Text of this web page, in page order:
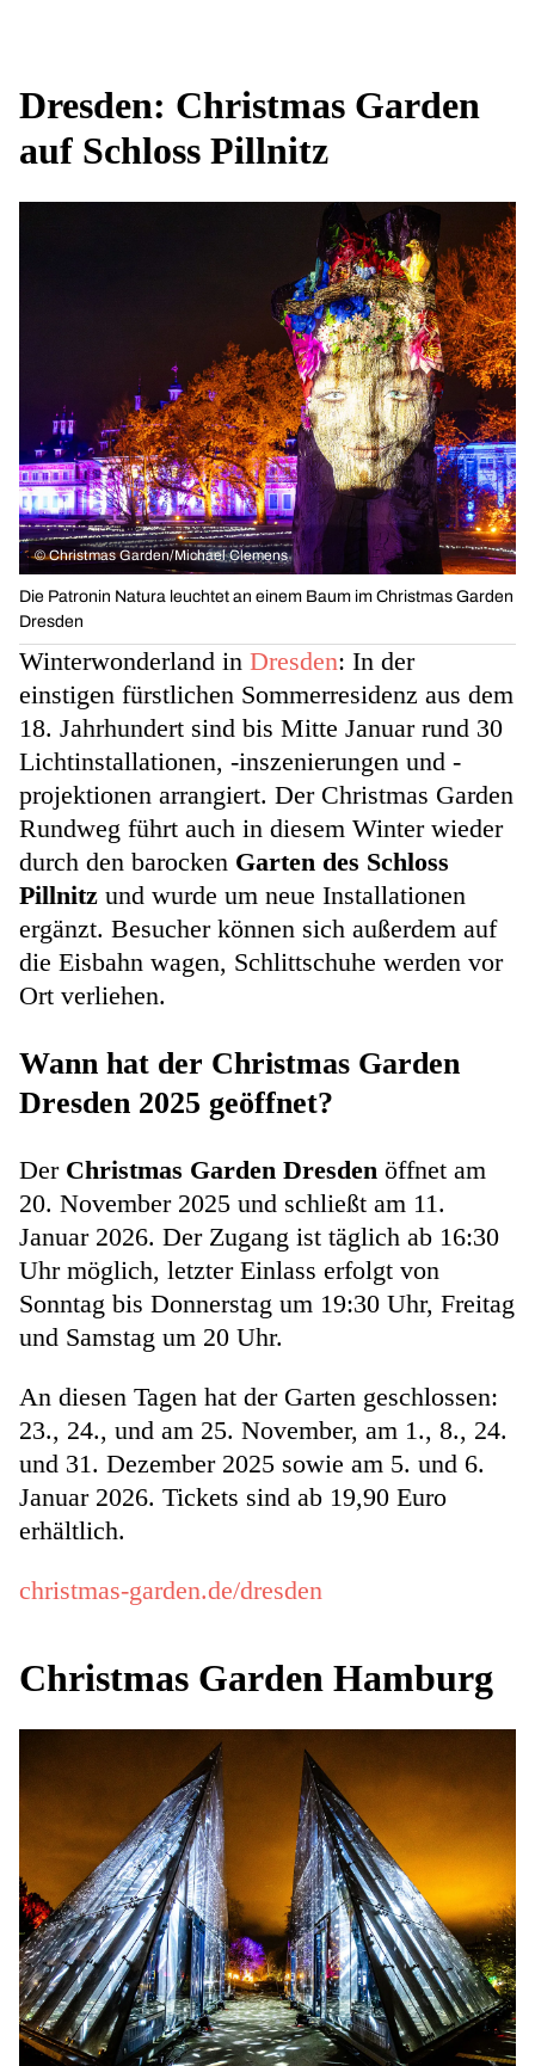
Dresden: Christmas Garden
auf Schloss Pillnitz
© Christmas Garden/Michael Clemens
Die Patronin Natura leuchtet an einem Baum im Christmas Garden
Dresden
Winterwonderland in Dresden: In der
einstigen fürstlichen Sommerresidenz aus dem
18. Jahrhundert sind bis Mitte Januar rund 30
Lichtinstallationen, -inszenierungen und -
projektionen arrangiert. Der Christmas Garden
Rundweg führt auch in diesem Winter wieder
durch den barocken Garten des Schloss
Pillnitz und wurde um neue Installationen
ergänzt. Besucher können sich außerdem auf
die Eisbahn wagen, Schlittschuhe werden vor
Ort verliehen.
Wann hat der Christmas Garden
Dresden 2025 geöffnet?
Der Christmas Garden Dresden öffnet am
20. November 2025 und schließt am 11.
Januar 2026. Der Zugang ist täglich ab 16:30
Uhr möglich, letzter Einlass erfolgt von
Sonntag bis Donnerstag um 19:30 Uhr, Freitag
und Samstag um 20 Uhr.
An diesen Tagen hat der Garten geschlossen:
23., 24., und am 25. November, am 1., 8., 24.
und 31. Dezember 2025 sowie am 5. und 6.
Januar 2026. Tickets sind ab 19,90 Euro
erhältlich.
christmas-garden.de/dresden
Christmas Garden Hamburg